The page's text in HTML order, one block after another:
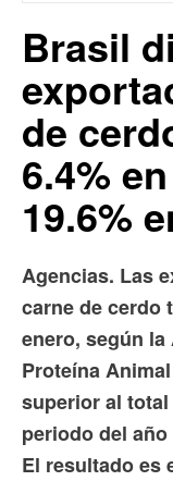
Brasil
de
6.4%
19.6%
Agencias. Las
carne de cerdo
enero, según
Proteína
superior al
periodo del
El resultado es